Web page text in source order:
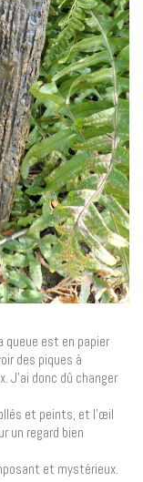
queue est en papier
des piques à
J’ai donc dû changer
et peints, et l’œil
un regard bien
et mystérieux.